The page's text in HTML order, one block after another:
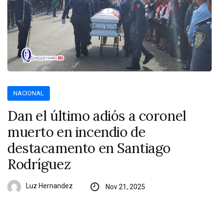
NACIONAL
Dan el último adiós a coronel
muerto en incendio de
destacamento en Santiago
Rodríguez
Luz Hernandez Nov 21, 2025